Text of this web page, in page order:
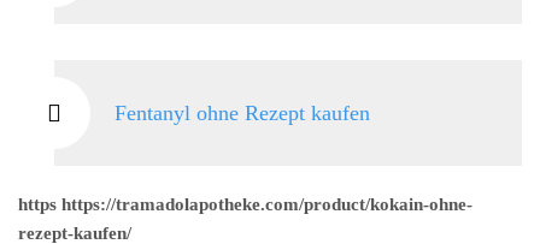
Fentanyl ohne Rezept kaufen
https https://tramadolapotheke.com/product/kokain-ohne-
rezept-kaufen/